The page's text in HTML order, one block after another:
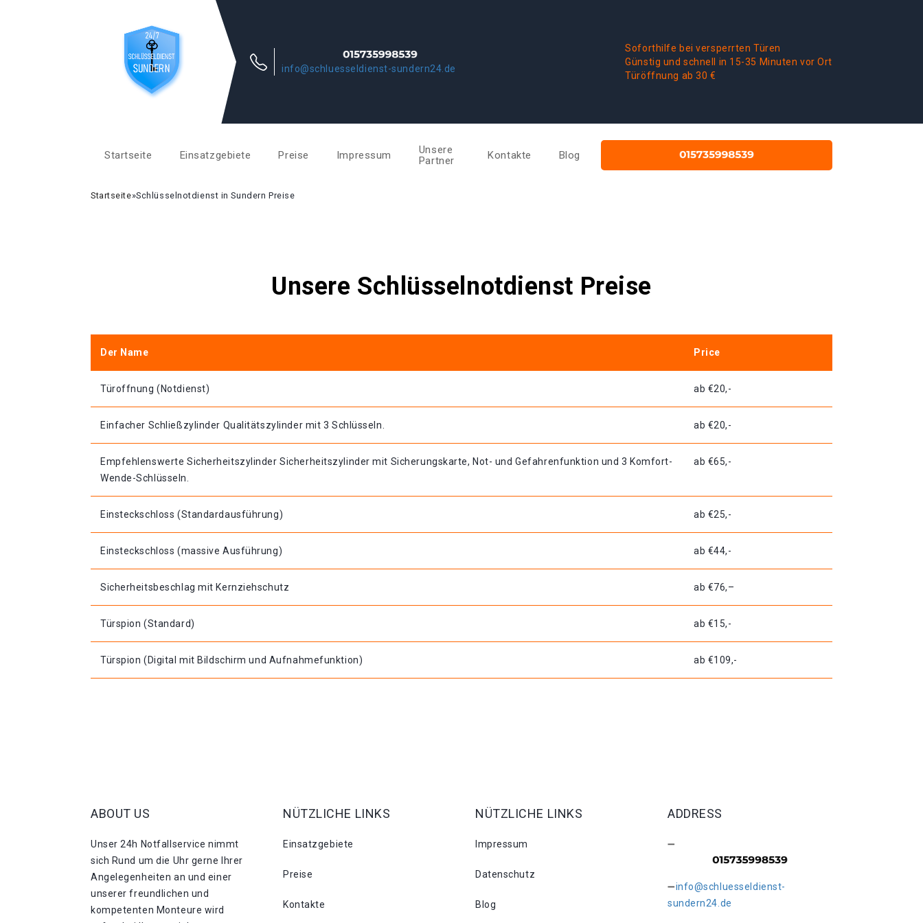
info@schluesseldienst-sundern24.de
Soforthilfe bei versperrten Türen
Günstig und schnell in 15-35 Minuten vor Ort
Türöffnung ab 30 €
Startseite Einsatzgebiete Preise Impressum
Unsere
Partner
Kontakte Blog
Startseite»Schlüsselnotdienst in Sundern Preise
Unsere Schlüsselnotdienst Preise
Der Name Price
Türoffnung (Notdienst) ab €20,-
Einfacher Schließzylinder Qualitätszylinder mit 3 Schlüsseln. ab €20,-
Empfehlenswerte Sicherheitszylinder Sicherheitszylinder mit Sicherungskarte, Not- und Gefahrenfunktion und 3 Komfort-
Wende-Schlüsseln.
ab €65,-
Einsteckschloss (Standardausführung) ab €25,-
Einsteckschloss (massive Ausführung) ab €44,-
Sicherheitsbeschlag mit Kernziehschutz ab €76,–
Türspion (Standard) ab €15,-
Türspion (Digital mit Bildschirm und Aufnahmefunktion) ab €109,-
ABOUT US
Unser 24h Notfallservice nimmt
sich Rund um die Uhr gerne Ihrer
Angelegenheiten an und einer
unserer freundlichen und
kompetenten Monteure wird
NÜTZLICHE LINKS
Einsatzgebiete
Preise
Kontakte
NÜTZLICHE LINKS
Impressum
Datenschutz
Blog
ADDRESS
info@schluesseldienst-
sundern24.de